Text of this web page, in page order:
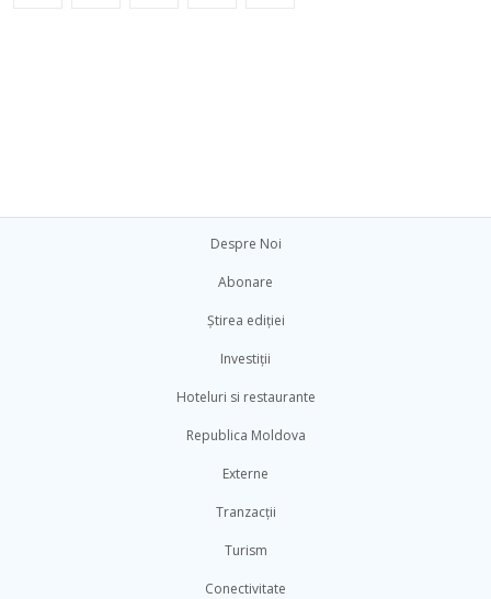
Despre Noi
Abonare
Știrea ediției
Investiții
Hoteluri si restaurante
Republica Moldova
Externe
Tranzacții
Turism
Conectivitate